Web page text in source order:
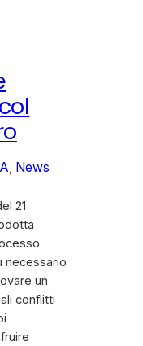
, News
21
necessario
un
conflitti